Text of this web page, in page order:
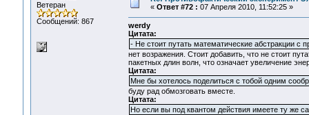
Ветеран
Сообщений: 867
« Ответ #72 : 07 Апреля 2010, 11:52:25 »
werdy
Цитата:
- Не стоит путать математические абстракции с
нет возражения. Стоит добавить, что не стоит
пакетных длин волн, что означает увеличение
Цитата:
Мне бы хотелось поделиться с тобой одним
буду рад обмозговать вместе.
Цитата:
Но если вы под квантом действия имеете ту же